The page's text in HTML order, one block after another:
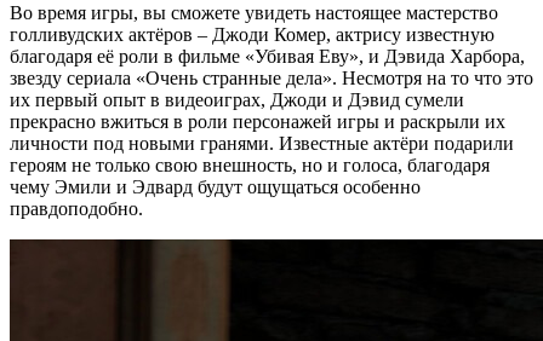
Во время игры, вы сможете увидеть настоящее мастерство
голливудских актёров – Джоди Комер, актрису известную
благодаря её роли в фильме «Убивая Еву», и Дэвида Харбора,
звезду сериала «Очень странные дела». Несмотря на то что это
их первый опыт в видеоиграх, Джоди и Дэвид сумели
прекрасно вжиться в роли персонажей игры и раскрыли их
личности под новыми гранями. Известные актёри подарили
героям не только свою внешность, но и голоса, благодаря
чему Эмили и Эдвард будут ощущаться особенно
правдоподобно.